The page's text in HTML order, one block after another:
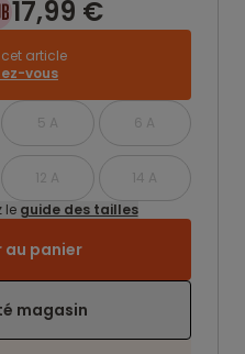
17,99 €
article
vous
5 A 6 A
12 A
14 A
le guide des tailles
au panier
magasin